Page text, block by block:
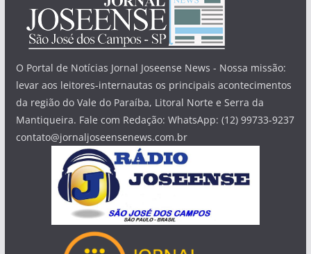
O Portal de Notícias Jornal Joseense News - Nossa missão:
levar aos leitores-internautas os principais acontecimentos
da região do Vale do Paraíba, Litoral Norte e Serra da
Mantiqueira. Fale com Redação: WhatsApp: (12) 99733-9237
contato@jornaljoseensenews.com.br